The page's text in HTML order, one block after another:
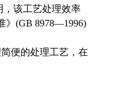
该工艺处理效率
》(GB 8978—1996)
便的处理工艺，在